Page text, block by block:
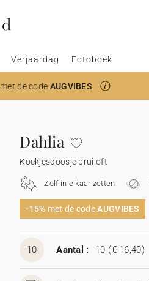
Verjaardag Fotoboek
met de code AUGVIBES
Dahlia
Koekjesdoosje bruiloft
Zelf in elkaar zetten
-15% met de codeAUGVIBES
10 Aantal : 10 (€ 16,40)